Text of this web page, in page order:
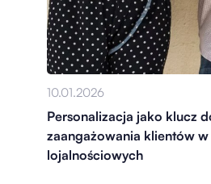
10.01.2026
Personalizacja jako klucz
zaangażowania klientów
lojalnościowych